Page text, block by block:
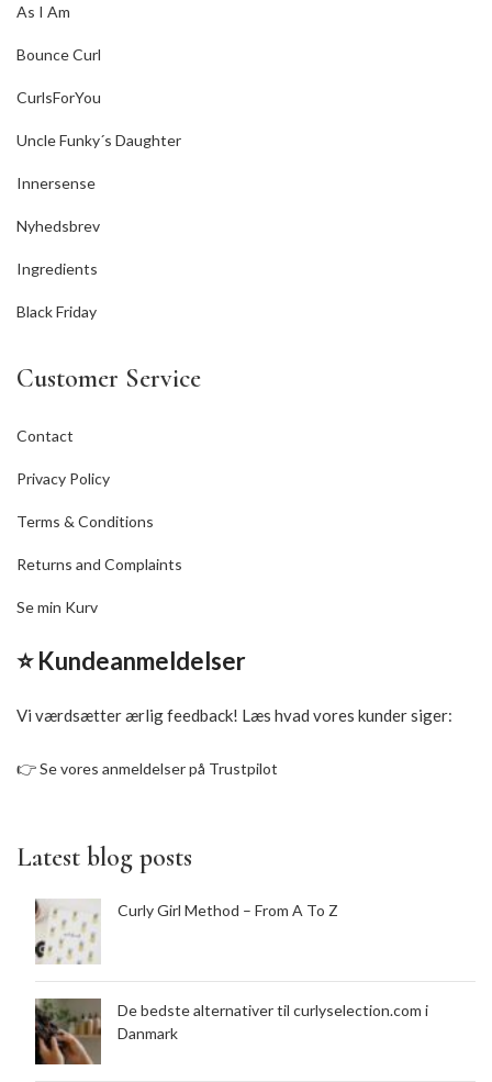
As I Am
Bounce Curl
CurlsForYou
Uncle Funky´s Daughter
Innersense
Nyhedsbrev
Ingredients
Black Friday
Customer Service
Contact
Privacy Policy
Terms & Conditions
Returns and Complaints
Se min Kurv
⭐ Kundeanmeldelser
Vi værdsætter ærlig feedback! Læs hvad vores kunder siger:
👉Se vores anmeldelser på Trustpilot
Latest blog posts
Curly Girl Method – From A To Z
De bedste alternativer til curlyselection.com i
Danmark